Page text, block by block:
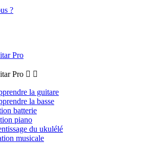
?
Pro
Pro  
la guitare
la basse
batterie
piano
du ukulélé
musicale